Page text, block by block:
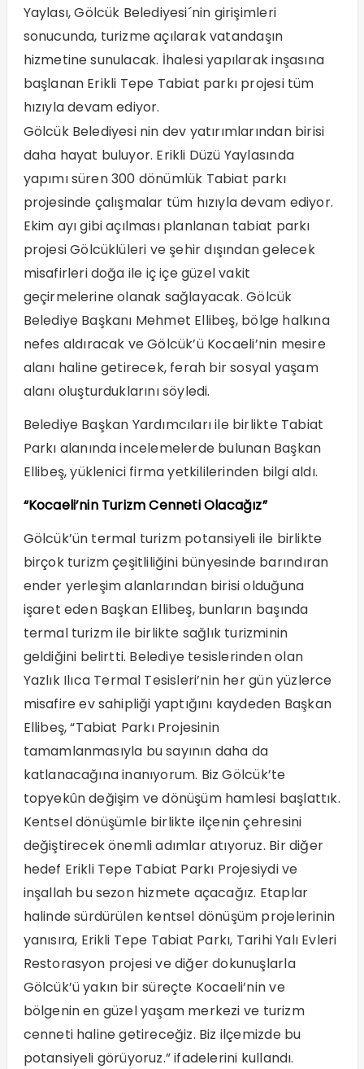
Yaylası, Gölcük Belediyesi´nin girişimleri
sonucunda, turizme açılarak vatandaşın
hizmetine sunulacak. İhalesi yapılarak inşasına
başlanan Erikli Tepe Tabiat parkı projesi tüm
hızıyla devam ediyor.
Gölcük Belediyesi nin dev yatırımlarından birisi
daha hayat buluyor. Erikli Düzü Yaylasında
yapımı süren 300 dönümlük Tabiat parkı
projesinde çalışmalar tüm hızıyla devam ediyor.
Ekim ayı gibi açılması planlanan tabiat parkı
projesi Gölcüklüleri ve şehir dışından gelecek
misafirleri doğa ile iç içe güzel vakit
geçirmelerine olanak sağlayacak. Gölcük
Belediye Başkanı Mehmet Ellibeş, bölge halkına
nefes aldıracak ve Gölcük’ü Kocaeli’nin mesire
alanı haline getirecek, ferah bir sosyal yaşam
alanı oluşturduklarını söyledi.
Belediye Başkan Yardımcıları ile birlikte Tabiat
Parkı alanında incelemelerde bulunan Başkan
Ellibeş, yüklenici firma yetkililerinden bilgi aldı.
“Kocaeli’nin Turizm Cenneti Olacağız”
Gölcük’ün termal turizm potansiyeli ile birlikte
birçok turizm çeşitliliğini bünyesinde barındıran
ender yerleşim alanlarından birisi olduğuna
işaret eden Başkan Ellibeş, bunların başında
termal turizm ile birlikte sağlık turizminin
geldiğini belirtti. Belediye tesislerinden olan
Yazlık Ilıca Termal Tesisleri’nin her gün yüzlerce
misafire ev sahipliği yaptığını kaydeden Başkan
Ellibeş, “Tabiat Parkı Projesinin
tamamlanmasıyla bu sayının daha da
katlanacağına inanıyorum. Biz Gölcük’te
topyekûn değişim ve dönüşüm hamlesi başlattık.
Kentsel dönüşümle birlikte ilçenin çehresini
değiştirecek önemli adımlar atıyoruz. Bir diğer
hedef Erikli Tepe Tabiat Parkı Projesiydi ve
inşallah bu sezon hizmete açacağız. Etaplar
halinde sürdürülen kentsel dönüşüm projelerinin
yanısıra, Erikli Tepe Tabiat Parkı, Tarihi Yalı Evleri
Restorasyon projesi ve diğer dokunuşlarla
Gölcük’ü yakın bir süreçte Kocaeli’nin ve
bölgenin en güzel yaşam merkezi ve turizm
cenneti haline getireceğiz. Biz ilçemizde bu
potansiyeli görüyoruz.” ifadelerini kullandı.